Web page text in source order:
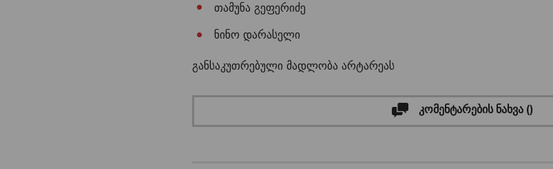
თამუნა გეფერიძე
ნინო დარასელი
განსაკუთრებული მადლობა არტარეას
კომენტარების ნახვა ()